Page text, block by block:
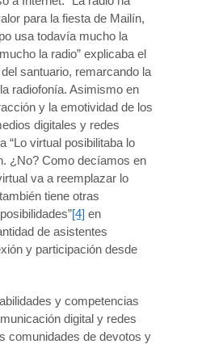
para la fiesta de Mailín,
usa todavía mucho la
la radio” explicaba el
santuario, remarcando la
radiofonía. Asimismo en
y la emotividad de los
digitales y redes
“Lo virtual posibilitaba lo
¿No? Como decíamos en
va a reemplazar lo
tiene otras
[4] en
de asistentes
y participación desde
y competencias
digital y redes
comunidades de devotos y